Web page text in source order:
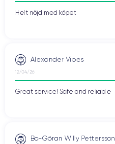
Helt nöjd med köpet
Alexander Vibes
12/04/26
Great service! Safe and reliable
Bo-Göran Willy Pettersson